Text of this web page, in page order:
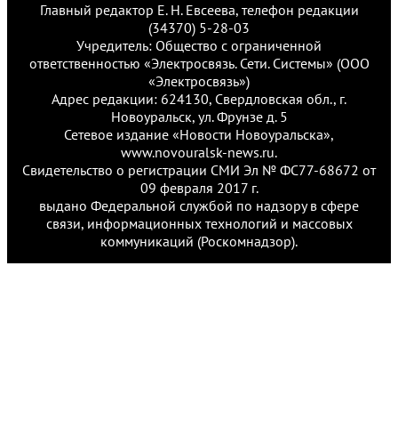
Главный редактор Е. Н. Евсеева, телефон редакции
(34370) 5-28-03
Учредитель: Общество с ограниченной
ответственностью «Электросвязь. Сети. Системы» (ООО
«Электросвязь»)
Адрес редакции: 624130, Свердловская обл., г.
Новоуральск, ул. Фрунзе д. 5
Сетевое издание «Новости Новоуральска»,
www.novouralsk-news.ru.
Свидетельство о регистрации СМИ Эл № ФС77-68672 от
09 февраля 2017 г.
выдано Федеральной службой по надзору в сфере
связи, информационных технологий и массовых
коммуникаций (Роскомнадзор).